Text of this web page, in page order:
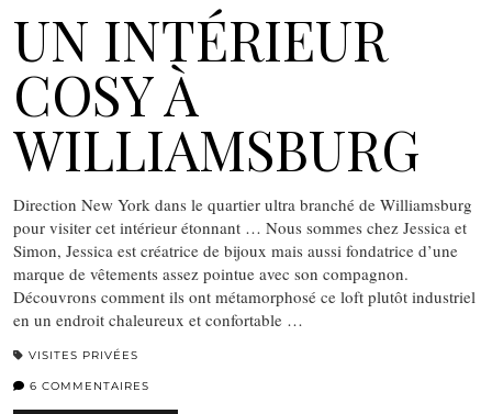
UN INTÉRIEUR
COSY À
WILLIAMSBURG
Direction New York dans le quartier ultra branché de Williamsburg
pour visiter cet intérieur étonnant … Nous sommes chez Jessica et
Simon, Jessica est créatrice de bijoux mais aussi fondatrice d’une
marque de vêtements assez pointue avec son compagnon.
Découvrons comment ils ont métamorphosé ce loft plutôt industriel
en un endroit chaleureux et confortable …
VISITES PRIVÉES
6 COMMENTAIRES